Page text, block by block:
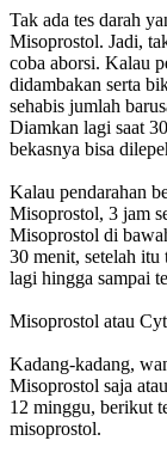
Tak ada tes darah
Misoprostol. Jadi,
coba aborsi. Kalau
didambakan serta
sehabis jumlah
Diamkan lagi saat
bekasnya bisa
Kalau pendarahan
Misoprostol, 3 jam
Misoprostol di
30 menit, setelah itu
lagi hingga sampai
Misoprostol atau
Kadang-kadang,
Misoprostol saja
12 minggu, berikut
misoprostol.